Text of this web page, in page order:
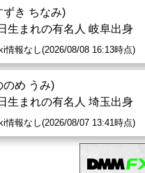
ずき ちなみ)
生まれの有名人 岐阜出身
情報なし(2026/08/08 16:13時点)
のめ うみ)
生まれの有名人 埼玉出身
情報なし(2026/08/07 13:41時点)